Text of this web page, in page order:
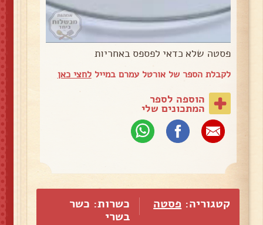
פסטה שלא כדאי לפספס באחריות
לקבלת הספר של אורטל עמרם במייללחצי כאן
הוספה לספר
המתכונים שלי
קטגוריה: פסטה
כשרות: כשר
בשרי